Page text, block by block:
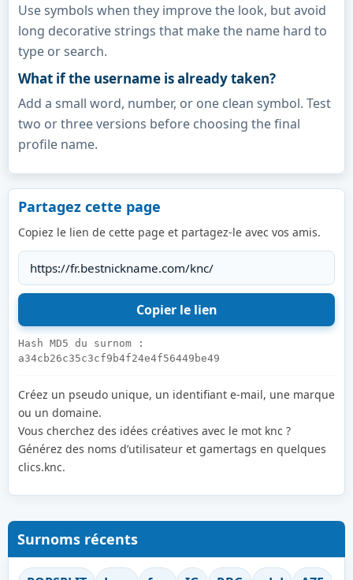
Use symbols when they improve the look, but avoid
long decorative strings that make the name hard to
type or search.
What if the username is already taken?
Add a small word, number, or one clean symbol. Test
two or three versions before choosing the final
profile name.
Partagez cette page
Copiez le lien de cette page et partagez-le avec vos amis.
Hash MD5 du surnom :
a34cb26c35c3cf9b4f24e4f56449be49
Créez un pseudo unique, un identifiant e-mail, une marque
ou un domaine.
Vous cherchez des idées créatives avec le mot knc ?
Générez des noms d’utilisateur et gamertags en quelques
clics.knc.
Surnoms récents